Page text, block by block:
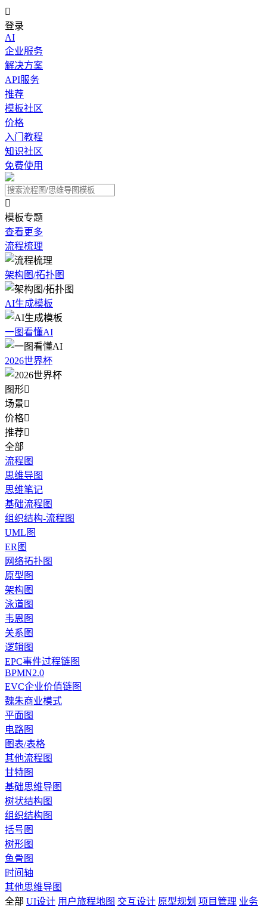

登录
AI
企业服务
解决方案
API服务
推荐
模板社区
价格
入门教程
知识社区
免费使用

模板专题
查看更多
流程梳理
架构图/拓扑图
AI生成模板
一图看懂AI
2026世界杯
图形
场景
价格
推荐
全部
流程图
思维导图
思维笔记
基础流程图
组织结构-流程图
UML图
ER图
网络拓扑图
原型图
架构图
泳道图
韦恩图
关系图
逻辑图
EPC事件过程链图
BPMN2.0
EVC企业价值链图
魏朱商业模式
平面图
电路图
图表/表格
其他流程图
甘特图
基础思维导图
树状结构图
组织结构图
括号图
树形图
鱼骨图
时间轴
其他思维导图
全部 UI设计 用户旅程地图 交互设计 原型规划 项目管理 业务